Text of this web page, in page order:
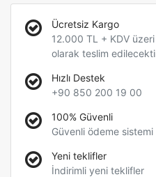
Ücretsiz Kargo
12.000 TL + KDV
olarak teslim
Hızlı Destek
+90 850 200 19 00
100% Güvenli
Güvenli ödeme sistemi
Yeni teklifler
İndirimli yeni teklifler